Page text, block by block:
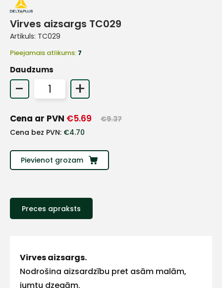
Virves aizsargs TC029
Artikuls: TC029
Pieejamais atlikums: 7
Daudzums
- +
Cena ar PVN €5.69 €9.37
Cena bez PVN: €4.70
Pievienot grozam
Preces apraksts
Virves aizsargs.
Nodrošina aizsardzību pret asām malām,
jumtu dzegām.
mums!
+